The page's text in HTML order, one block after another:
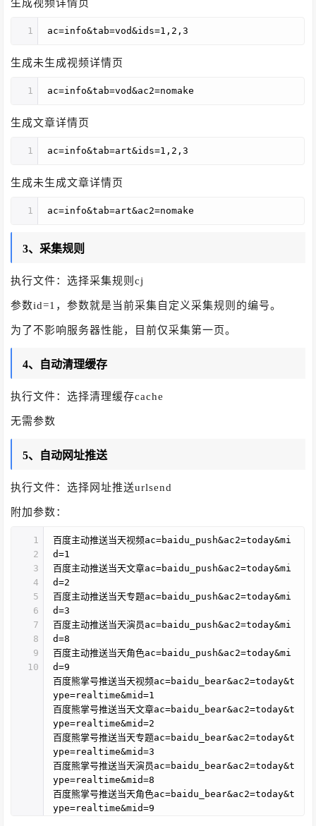
生成视频详情页
1 ac=info&tab=vod&ids=1,2,3
生成未生成视频详情页
1 ac=info&tab=vod&ac2=nomake
生成文章详情页
1 ac=info&tab=art&ids=1,2,3
生成未生成文章详情页
1 ac=info&tab=art&ac2=nomake
3、采集规则
执行文件：选择采集规则cj
参数id=1，参数就是当前采集自定义采集规则的编号。
为了不影响服务器性能，目前仅采集第一页。
4、自动清理缓存
执行文件：选择清理缓存cache
无需参数
5、自动网址推送
执行文件：选择网址推送urlsend
附加参数：
1
2
3
4
5
6
7
8
9
10
百度主动推送当天视频ac=baidu_push&ac2=today&mi
d=1
百度主动推送当天文章ac=baidu_push&ac2=today&mi
d=2
百度主动推送当天专题ac=baidu_push&ac2=today&mi
d=3
百度主动推送当天演员ac=baidu_push&ac2=today&mi
d=8
百度主动推送当天角色ac=baidu_push&ac2=today&mi
d=9
百度熊掌号推送当天视频ac=baidu_bear&ac2=today&t
ype=realtime&mid=1
百度熊掌号推送当天文章ac=baidu_bear&ac2=today&t
ype=realtime&mid=2
百度熊掌号推送当天专题ac=baidu_bear&ac2=today&t
ype=realtime&mid=3
百度熊掌号推送当天演员ac=baidu_bear&ac2=today&t
ype=realtime&mid=8
百度熊掌号推送当天角色ac=baidu_bear&ac2=today&t
ype=realtime&mid=9